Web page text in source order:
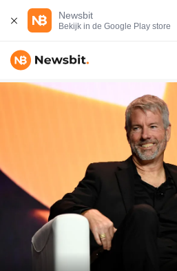
Newsbit
Bekijk in de Google Play store